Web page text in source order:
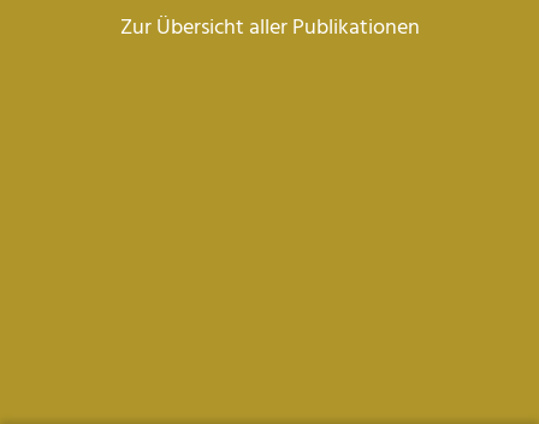
Zur Übersicht aller Publikationen